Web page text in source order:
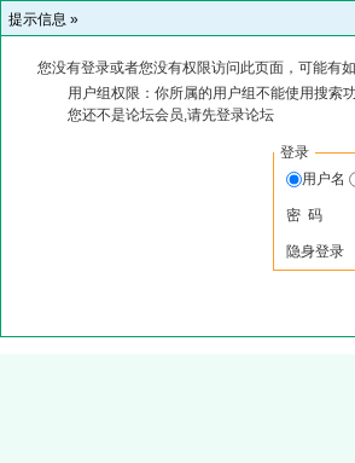
提示信息 »
您没有登录或者您没有权限访问此页面，可能有
用户组权限：你所属的用户组不能使用搜索
您还不是论坛会员,请先登录论坛
登录
用户名
密 码
隐身登录